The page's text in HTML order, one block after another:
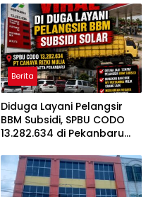
Riau
Berita
Diduga Layani Pelangsir
BBM Subsidi, SPBU CODO
13.282.634 di Pekanbaru